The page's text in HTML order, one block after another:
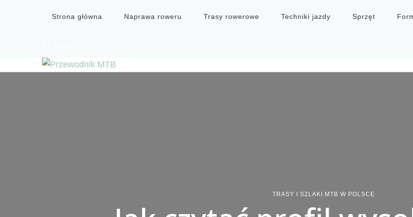
Strona główna Naprawa roweru Trasy rowerowe Techniki jazdy Sprzęt
TRASY I SZLAKI MTB W POLSCE